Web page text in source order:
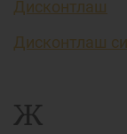
Дисконтлаш
Дисконтлаш
Ж